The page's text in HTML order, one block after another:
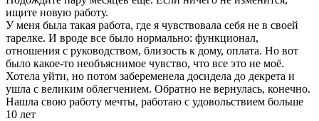
ищите новую работу.
У меня была такая работа, где я чувствовала себя не в своей
тарелке. И вроде все было нормально: функционал,
отношения с руководством, близость к дому, оплата. Но вот
было какое-то необъяснимое чувство, что все это не моё.
Хотела уйти, но потом забеременела досидела до декрета и
ушла с великим облегчением. Обратно не вернулась, конечно.
Нашла свою работу мечты, работаю с удовольствием больше
10 лет